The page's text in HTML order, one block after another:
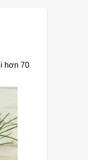
hơn 70